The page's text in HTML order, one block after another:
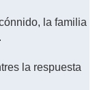
la familia
la respuesta